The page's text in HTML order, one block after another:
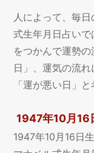
人によって、毎
式生年月日占い
をつかんで運勢
日」、運気の流
「運が悪い日」と
1947年10月16
1947年10月16日